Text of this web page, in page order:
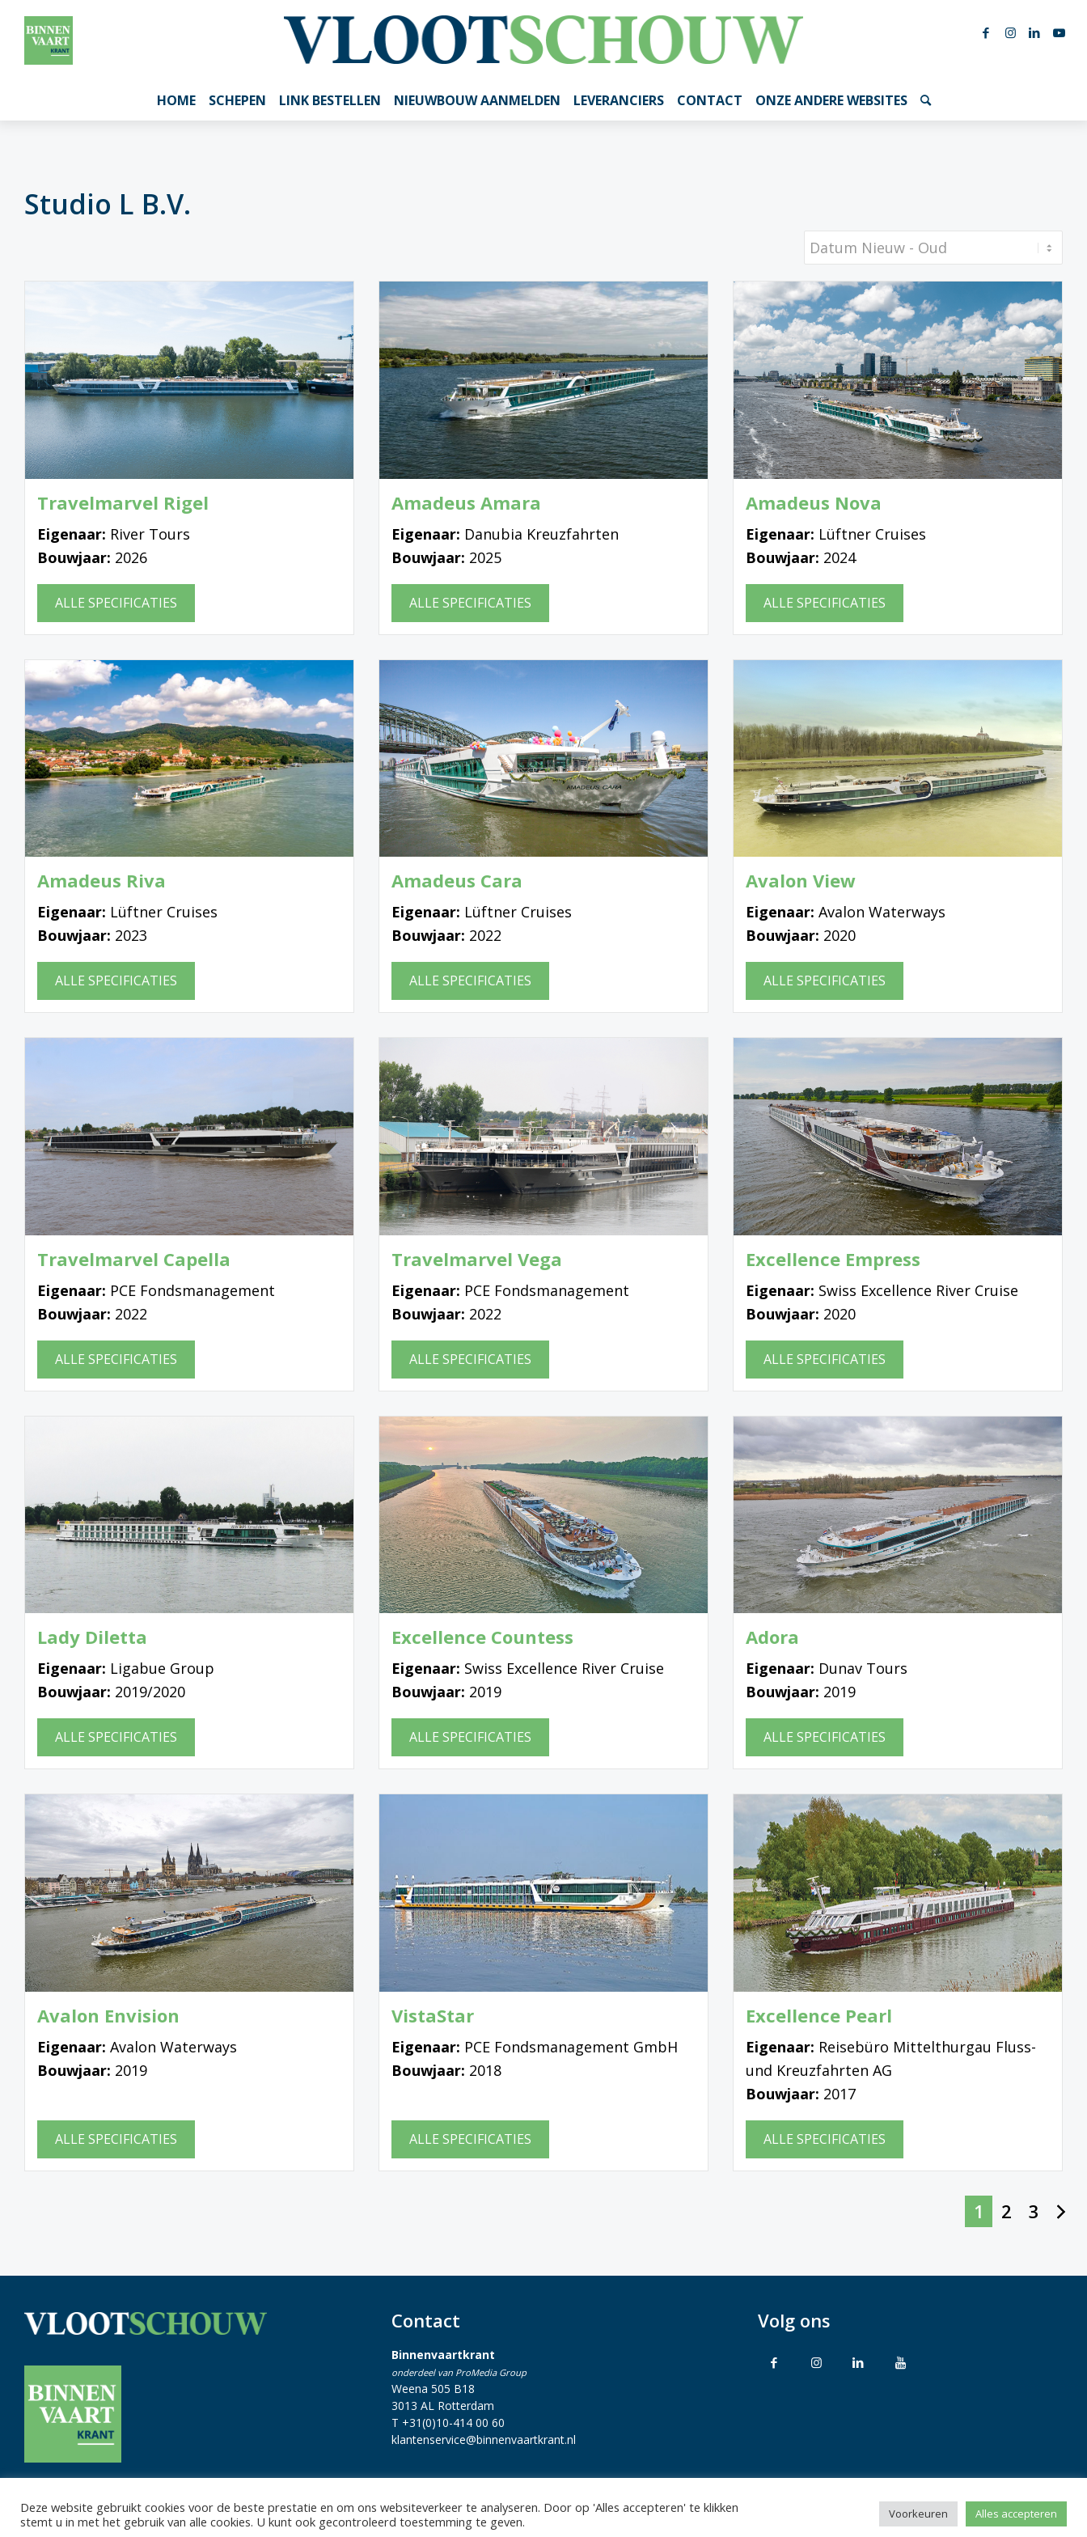
HOME SCHEPEN LINK BESTELLEN NIEUWBOUW AANMELDEN LEVERANCIERS CONTACT ONZE ANDERE WEBSITES
Studio L B.V.
Travelmarvel Rigel
Eigenaar: River Tours
Bouwjaar: 2026
ALLE SPECIFICATIES
Amadeus Amara
Eigenaar: Danubia Kreuzfahrten
Bouwjaar: 2025
ALLE SPECIFICATIES
Amadeus Nova
Eigenaar: Lüftner Cruises
Bouwjaar: 2024
ALLE SPECIFICATIES
Amadeus Riva
Eigenaar: Lüftner Cruises
Bouwjaar: 2023
ALLE SPECIFICATIES
Amadeus Cara
Eigenaar: Lüftner Cruises
Bouwjaar: 2022
ALLE SPECIFICATIES
Avalon View
Eigenaar: Avalon Waterways
Bouwjaar: 2020
ALLE SPECIFICATIES
Travelmarvel Capella
Eigenaar: PCE Fondsmanagement
Bouwjaar: 2022
ALLE SPECIFICATIES
Travelmarvel Vega
Eigenaar: PCE Fondsmanagement
Bouwjaar: 2022
ALLE SPECIFICATIES
Excellence Empress
Eigenaar: Swiss Excellence River Cruise
Bouwjaar: 2020
ALLE SPECIFICATIES
Lady Diletta
Eigenaar: Ligabue Group
Bouwjaar: 2019/2020
ALLE SPECIFICATIES
Excellence Countess
Eigenaar: Swiss Excellence River Cruise
Bouwjaar: 2019
ALLE SPECIFICATIES
Adora
Eigenaar: Dunav Tours
Bouwjaar: 2019
ALLE SPECIFICATIES
Avalon Envision
Eigenaar: Avalon Waterways
Bouwjaar: 2019
ALLE SPECIFICATIES
VistaStar
Eigenaar: PCE Fondsmanagement GmbH
Bouwjaar: 2018
ALLE SPECIFICATIES
Excellence Pearl
Eigenaar: Reisebüro Mittelthurgau Fluss-
und Kreuzfahrten AG
Bouwjaar: 2017
ALLE SPECIFICATIES
1 2 3
Contact
Binnenvaartkrant
onderdeel van ProMedia Group
Weena 505 B18
3013 AL Rotterdam
T +31(0)10-414 00 60
klantenservice@binnenvaartkrant.nl
Volg ons
Privacy statement|Sitemap| Disclaimer| Copyright 2026 Alle rechten voorbehouden
Deze website gebruikt cookies voor de beste prestatie en om ons websiteverkeer te analyseren. Door op 'Alles accepteren' te klikken
stemt u in met het gebruik van alle cookies. U kunt ook gecontroleerd toestemming te geven.
Voorkeuren Alles accepteren